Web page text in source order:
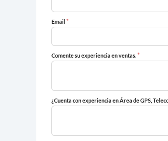
Email *
Comente su experiencia en ventas. *
¿Cuenta con experiencia en Área de GPS,